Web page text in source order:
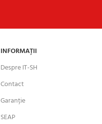
INFORMAȚII
Despre IT-SH
Contact
Garanție
SEAP